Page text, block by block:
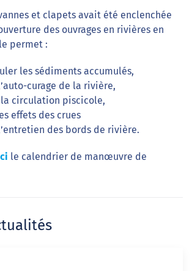
et clapets avait été enclenchée
des ouvrages en rivières en
permet :
les sédiments accumulés,
curage de la rivière,
circulation piscicole,
effets des crues
des bords de rivière.
le calendrier de manœuvre de